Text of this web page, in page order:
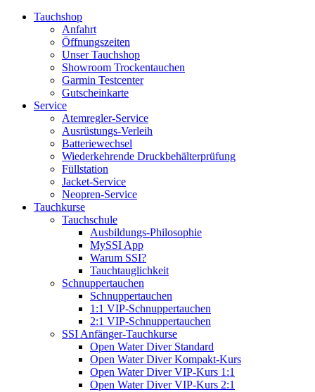
Tauchshop
Anfahrt
Öffnungszeiten
Unser Tauchshop
Showroom Trockentauchen
Garmin Testcenter
Gutscheinkarte
Service
Atemregler-Service
Ausrüstungs-Verleih
Batteriewechsel
Wiederkehrende Druckbehälterprüfung
Füllstation
Jacket-Service
Neopren-Service
Tauchkurse
Tauchschule
Ausbildungs-Philosophie
MySSI App
Warum SSI?
Tauchtauglichkeit
Schnuppertauchen
Schnuppertauchen
1:1 VIP-Schnuppertauchen
2:1 VIP-Schnuppertauchen
SSI Anfänger-Tauchkurse
Open Water Diver Standard
Open Water Diver Kompakt-Kurs
Open Water Diver VIP-Kurs 1:1
Open Water Diver VIP-Kurs 2:1